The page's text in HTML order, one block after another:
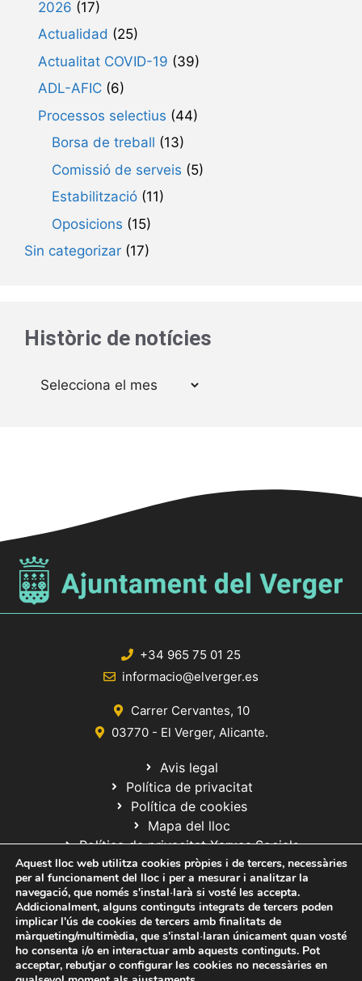
2026 (17)
Actualidad (25)
Actualitat COVID-19 (39)
ADL-AFIC (6)
Processos selectius (44)
Borsa de treball (13)
Comissió de serveis (5)
Estabilització (11)
Oposicions (15)
Sin categorizar (17)
Històric de notícies
Arxius
+34 965 75 01 25
informacio@elverger.es
Carrer Cervantes, 10
03770 - El Verger, Alicante.
Avis legal
Política de privacitat
Política de cookies
Mapa del lloc
Política de privacitat Xarxes Socials
© 2020 Web desarrollada por el Servicio de Informática de Diputación
de Alicante
Aquest lloc web utilitza cookies pròpies i de tercers, necessàries
per al funcionament del lloc i per a mesurar i analitzar la
navegació, que només s'instal·larà si vosté les accepta.
Addicionalment, alguns continguts integrats de tercers poden
implicar l'ús de cookies de tercers amb finalitats de
màrqueting/multimèdia, que s'instal·laran únicament quan vosté
ho consenta i/o en interactuar amb aquests continguts. Pot
acceptar, rebutjar o configurar les cookies no necessàries en